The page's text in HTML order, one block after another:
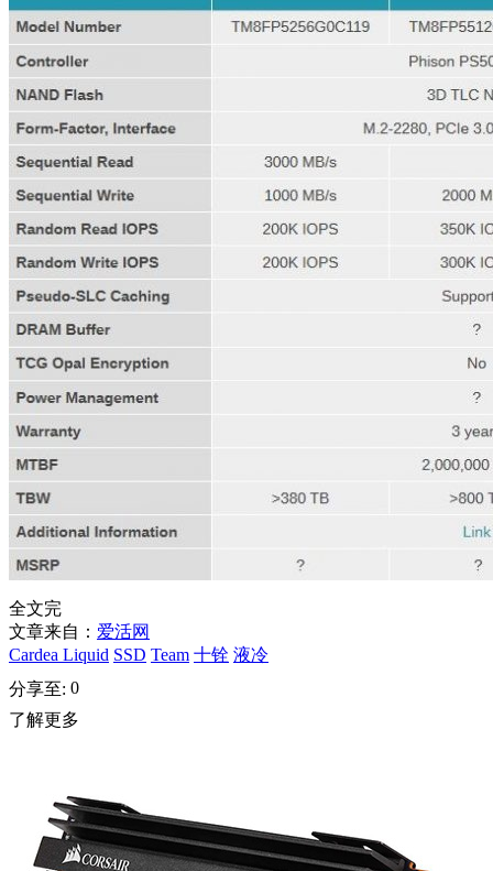
全文完
文章来自： 爱活网
Cardea Liquid SSD Team 十铨 液冷
分享至: 0
了解更多